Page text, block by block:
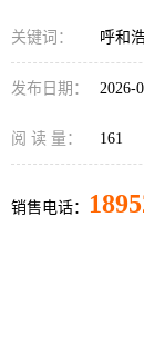
关键词： 呼和
发布日期： 2026-
阅 读 量： 161
销售电话：